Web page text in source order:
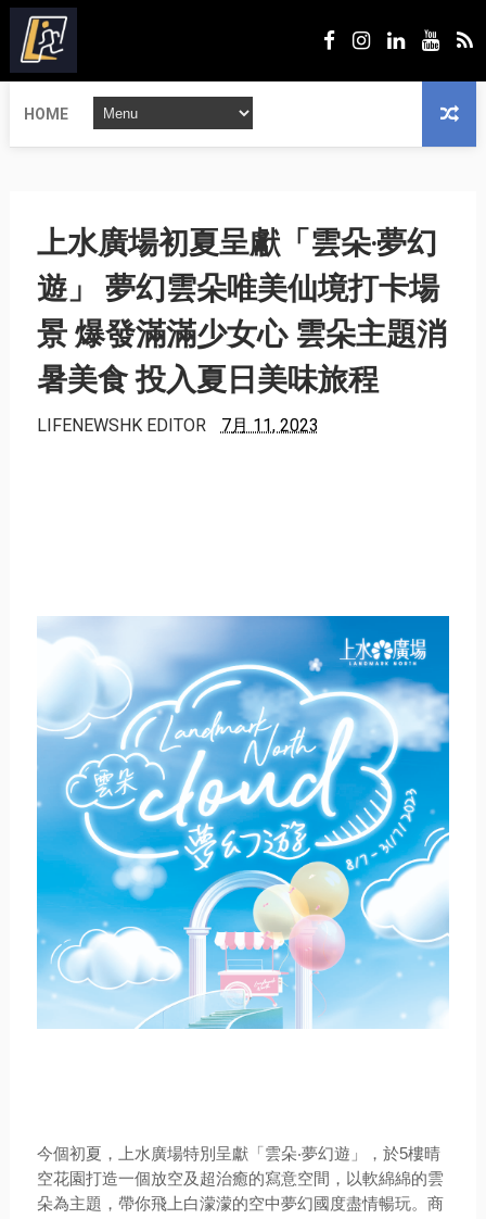
HOME
上水廣場初夏呈獻「雲朵‧夢幻
遊」 夢幻雲朵唯美仙境打卡場
景 爆發滿滿少女心 雲朵主題消
暑美食 投入夏日美味旅程
LIFENEWSHK EDITOR 7月 11, 2023
今個初夏，上水廣場特別呈獻「雲朵‧夢幻遊」，於5樓晴
空花園打造一個放空及超治癒的寫意空間，以軟綿綿的雲
朵為主題，帶你飛上白濛濛的空中夢幻國度盡情暢玩。商